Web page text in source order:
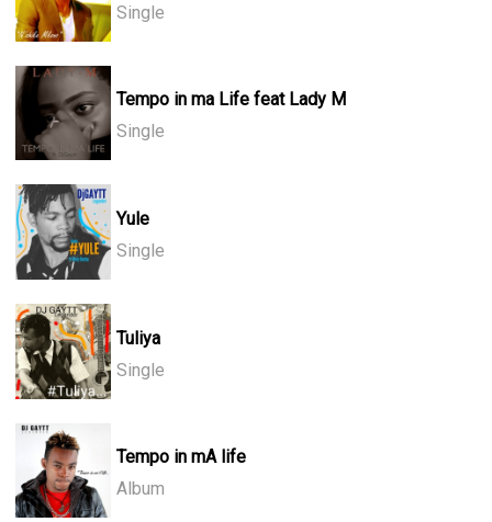
Single
Tempo in ma Life feat Lady M
Single
Yule
Single
Tuliya
Single
Tempo in mA life
Album